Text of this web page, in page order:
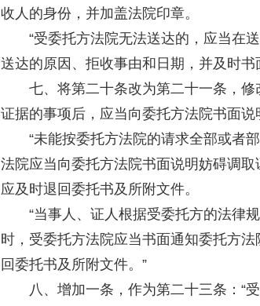
收人的身份，并加盖法院印章。
“受委托方法院无法送达的，应当在
送达的原因、拒收事由和日期，并及时书
七、将第二十条改为第二十一条，
证据的事项后，应当向委托方法院书面说
“未能按委托方法院的请求全部或者
法院应当向委托方法院书面说明妨碍调取
应及时退回委托书及所附文件。
“当事人、证人根据受委托方的法律
时，受委托方法院应当书面通知委托方
回委托书及所附文件。”
八、增加一条，作为第二十三条：“